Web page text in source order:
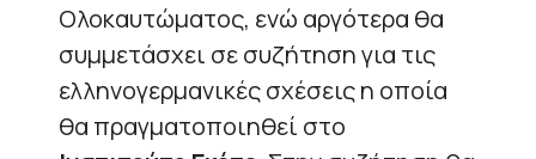
Ολοκαυτώματος, ενώ αργότερα θα
συμμετάσχει σε συζήτηση για τις
ελληνογερμανικές σχέσεις η οποία
θα πραγματοποιηθεί στο